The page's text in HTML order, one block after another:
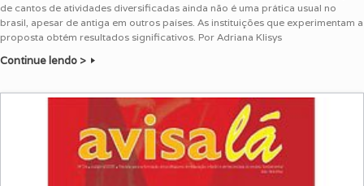
de cantos de atividades diversificadas ainda não é uma prática usual no
brasil, apesar de antiga em outros países. As instituições que experimentam a
proposta obtém resultados significativos. Por Adriana Klisys
Continue lendo >